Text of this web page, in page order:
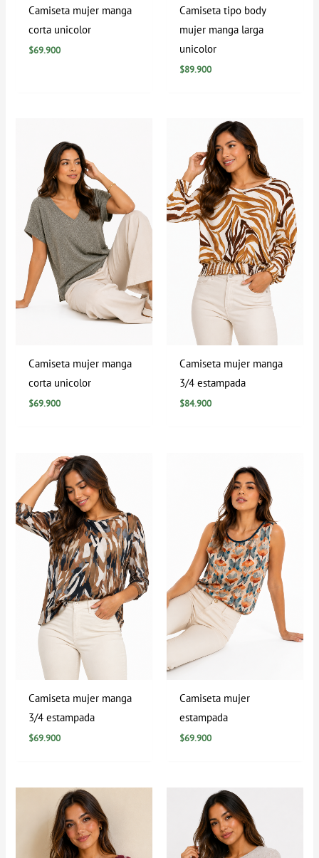
Camiseta mujer manga
corta unicolor
$69.900
Camiseta tipo body
mujer manga larga
unicolor
$89.900
Camiseta mujer manga
corta unicolor
$69.900
Camiseta mujer manga
3/4 estampada
$84.900
Camiseta mujer manga
3/4 estampada
$69.900
Camiseta mujer
estampada
$69.900